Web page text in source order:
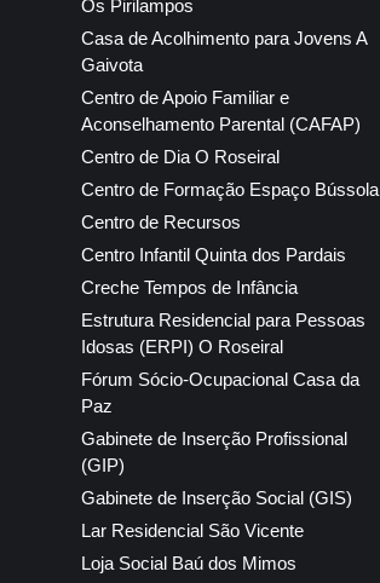
Os Pirilampos
Casa de Acolhimento para Jovens A
Gaivota
Centro de Apoio Familiar e
Aconselhamento Parental (CAFAP)
Centro de Dia O Roseiral
Centro de Formação Espaço Bússola
Centro de Recursos
Centro Infantil Quinta dos Pardais
Creche Tempos de Infância
Estrutura Residencial para Pessoas
Idosas (ERPI) O Roseiral
Fórum Sócio-Ocupacional Casa da
Paz
Gabinete de Inserção Profissional
(GIP)
Gabinete de Inserção Social (GIS)
Lar Residencial São Vicente
Loja Social Baú dos Mimos